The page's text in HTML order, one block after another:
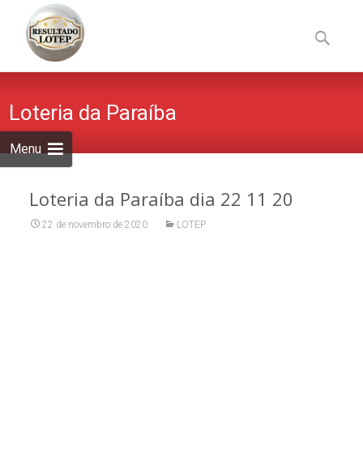
Menu
to
content
por:
Loteria da Paraíba
Loteria da Paraíba dia 22 11 20
22 de novembro de 2020 LOTEP